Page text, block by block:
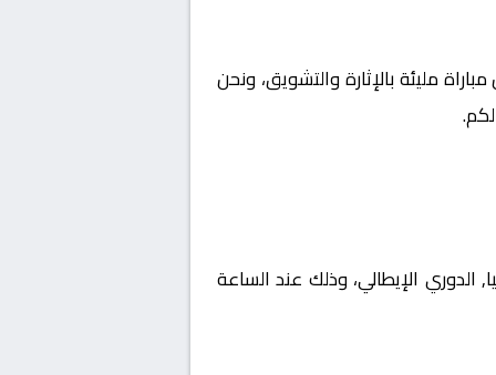
مليئة بالإثارة والتشويق، ونحن
الدوري الإيطالي، وذلك عند الساعة